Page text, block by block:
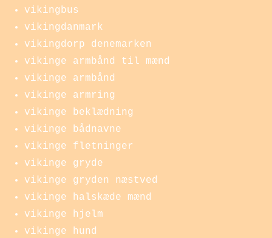
vikingbus
vikingdanmark
vikingdorp denemarken
vikinge armbånd til mænd
vikinge armbånd
vikinge armring
vikinge beklædning
vikinge bådnavne
vikinge fletninger
vikinge gryde
vikinge gryden næstved
vikinge halskæde mænd
vikinge hjelm
vikinge hund